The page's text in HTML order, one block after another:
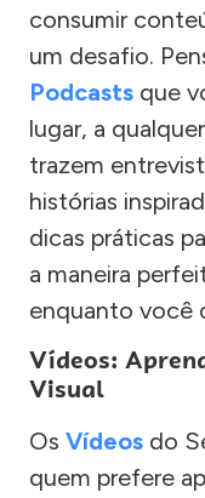
consumir
um desafio.
Podcasts que
lugar, a
trazem
histórias
dicas práticas
a maneira
enquanto você
Vídeos:
Visual
Os Vídeos do
quem prefere